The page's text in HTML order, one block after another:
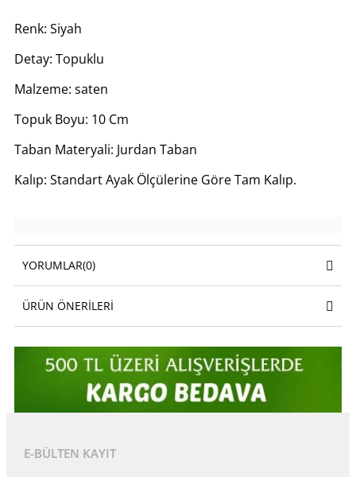
Renk: Siyah
Detay: Topuklu
Malzeme: saten
Topuk Boyu: 10 Cm
Taban Materyali: Jurdan Taban
Kalıp: Standart Ayak Ölçülerine Göre Tam Kalıp.
YORUMLAR(0)
ÜRÜN ÖNERILERI
E-BÜLTEN KAYIT